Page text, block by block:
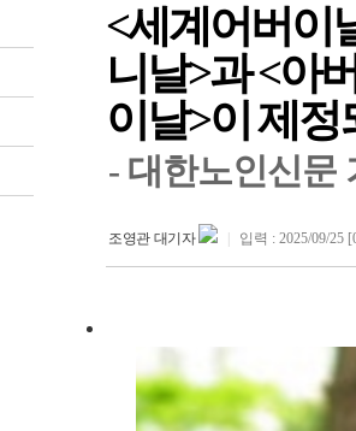
<세계어버이
니날>과 <아
이날>이 제
- 대한노인신문
조영관 대기자 입력 : 2025/09/25